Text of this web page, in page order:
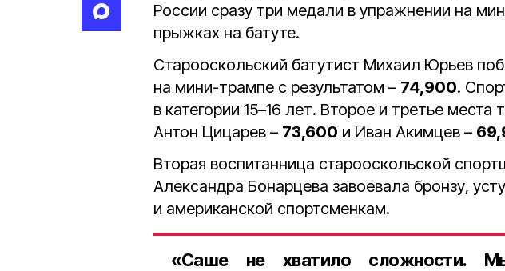
России сразу три медали в упражнении на
прыжках на батуте.
Старооскольский батутист Михаил Юрьев
на мини-трампе с результатом – 74,900.
в категории 15–16 лет. Второе и третье места
Антон Цицарев – 73,600 и Иван Акимцев –
Вторая воспитанница старооскольской
Александра Бонарцева завоевала бронзу,
и американской спортсменкам.
«Саше не хватило сложности.